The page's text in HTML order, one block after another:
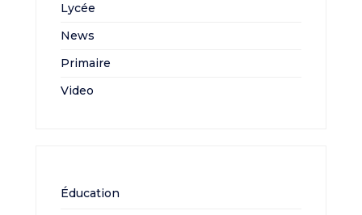
Lycée
News
Primaire
Video
Éducation